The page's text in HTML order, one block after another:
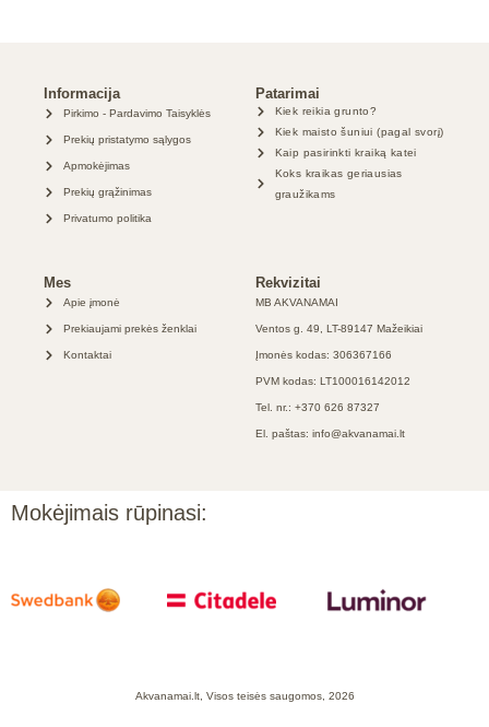
Informacija
Pirkimo - Pardavimo Taisyklės
Prekių pristatymo sąlygos
Apmokėjimas
Prekių grąžinimas
Privatumo politika
Patarimai
Kiek reikia grunto?
Kiek maisto šuniui (pagal svorį)
Kaip pasirinkti kraiką katei
Koks kraikas geriausias
graužikams
Mes
Apie įmonė
Prekiaujami prekės ženklai
Kontaktai
Rekvizitai
MB AKVANAMAI
Ventos g. 49, LT-89147 Mažeikiai
Įmonės kodas: 306367166
PVM kodas: LT100016142012
Tel. nr.: +370 626 87327
El. paštas: info@akvanamai.lt
Mokėjimais rūpinasi:
Akvanamai.lt, Visos teisės saugomos, 2026